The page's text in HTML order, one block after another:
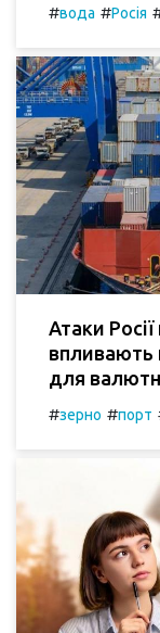
#вода #Росія
Атаки
впливають
для
#зерно #порт